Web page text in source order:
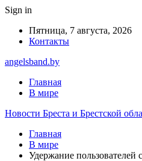
Sign in
Пятница, 7 августа, 2026
Контакты
angelsband.by
Главная
В мире
Новости Бреста и Брестской
Главная
В мире
Удержание